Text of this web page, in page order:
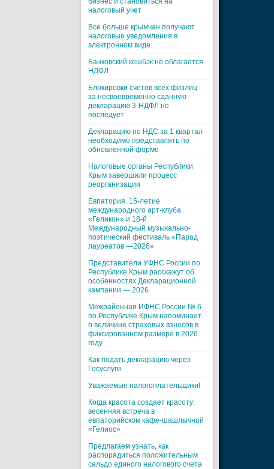
налоговый учет
Все больше крымчан получают
налоговые уведомления в
электронном виде
Банковский кешбэк не облагается
НДФЛ
Блокировки счетов всех физлиц
за несвоевременно сданную
декларацию 3-НДФЛ не
последует
Декларацию по НДС за 1 квартал
необходимо представлять по
обновленной форме
Налоговые органы Республики
Крым завершили процесс
реорганизации
Евпатория. 15-летие
международного арт-клуба
«Геликон» и 18-й
Международный музыкально-
поэтический фестиваль «Парад
лауреатов —2026»
Представители УФНС России по
Республике Крым расскажут об
особенностях Декларационной
кампании — 2026
Межрайонная ИФНС России № 6
по Республике Крым напоминает
о величине страховых взносов в
фиксированном размере в 2026
году
Как подать декларацию через
Госуслуги
Уважаемые налогоплательщики!
Когда красота создает красоту:
весенняя встреча в
евпаторийском кафе-шашлычной
«Гелиос»
Предлагаем узнать, как
распорядиться положительным
сальдо единого налогового счета